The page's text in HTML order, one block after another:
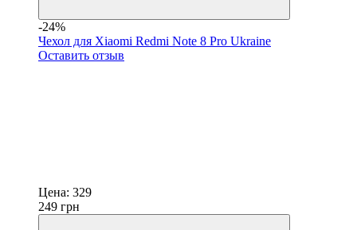
-24%
Чехол для Xiaomi Redmi Note 8 Pro Ukraine
Оставить отзыв
Цена: 329
249 грн